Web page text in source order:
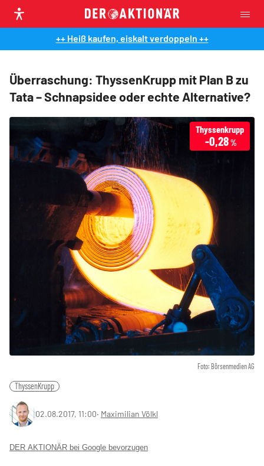
++ Heiß kaufen, eiskalt verdoppeln ++
Überraschung: ThyssenKrupp mit Plan B zu
Tata – Schnapsidee oder echte Alternative?
Foto: Börsenmedien AG
Thyssenkrupp
-0,28%
ThyssenKrupp
02.08.2017, 11:00‧ Maximilian Völkl
DER AKTIONÄR bei Google bevorzugen